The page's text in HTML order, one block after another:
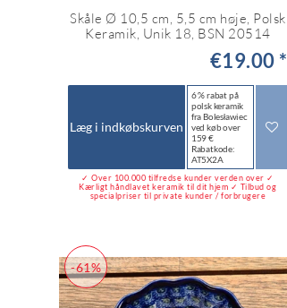
Skåle Ø 10,5 cm, 5,5 cm høje, Polsk
Keramik, Unik 18, BSN 20514
€19.00 *
Læg i indkøbskurven
6 % rabat på
polsk keramik
fra Bolesławiec
ved køb over
159 €
Rabatkode:
AT5X2A
✓ Over 100.000 tilfredse kunder verden over ✓
Kærligt håndlavet keramik til dit hjem ✓ Tilbud og
specialpriser til private kunder / forbrugere
-61%